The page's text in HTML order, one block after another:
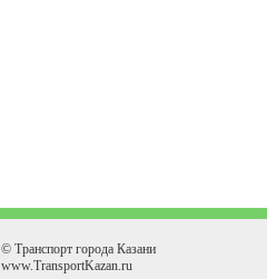
© Транспорт города Казани
www.TransportKazan.ru